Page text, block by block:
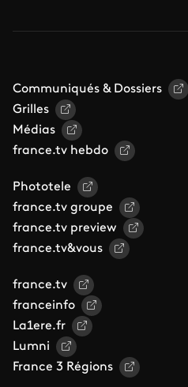
Communiqués & Dossiers
Grilles
Médias
france.tv hebdo
Phototele
france.tv groupe
france.tv preview
france.tv&vous
france.tv
franceinfo
La1ere.fr
Lumni
France 3 Régions